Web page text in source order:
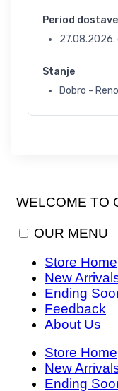
Period dostave
27.08.2026.
Stanje
Dobro -